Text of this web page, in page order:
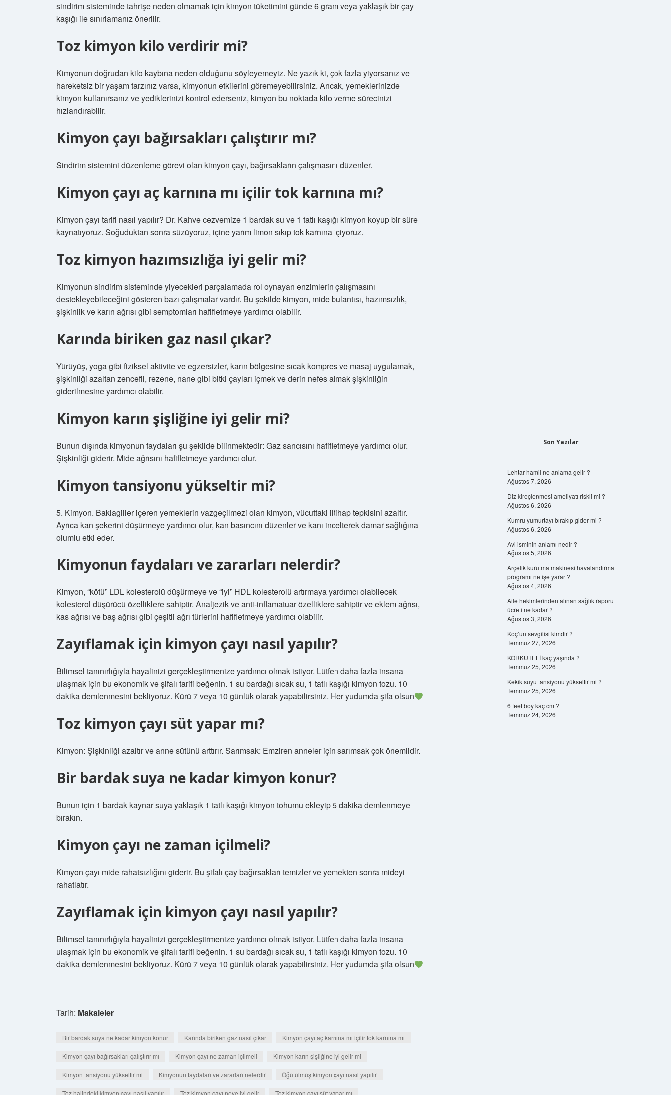
sindirim sisteminde tahrişe neden olmamak için kimyon tüketimini günde 6 gram veya yaklaşık bir çay
kaşığı ile sınırlamanız önerilir.
Toz kimyon kilo verdirir mi?
Kimyonun doğrudan kilo kaybına neden olduğunu söyleyemeyiz. Ne yazık ki, çok fazla yiyorsanız ve
hareketsiz bir yaşam tarzınız varsa, kimyonun etkilerini göremeyebilirsiniz. Ancak, yemeklerinizde
kimyon kullanırsanız ve yediklerinizi kontrol ederseniz, kimyon bu noktada kilo verme sürecinizi
hızlandırabilir.
Kimyon çayı bağırsakları çalıştırır mı?
Sindirim sistemini düzenleme görevi olan kimyon çayı, bağırsakların çalışmasını düzenler.
Kimyon çayı aç karnına mı içilir tok karnına mı?
Kimyon çayı tarifi nasıl yapılır? Dr. Kahve cezvemize 1 bardak su ve 1 tatlı kaşığı kimyon koyup bir süre
kaynatıyoruz. Soğuduktan sonra süzüyoruz, içine yarım limon sıkıp tok karnına içiyoruz.
Toz kimyon hazımsızlığa iyi gelir mi?
Kimyonun sindirim sisteminde yiyecekleri parçalamada rol oynayan enzimlerin çalışmasını
destekleyebileceğini gösteren bazı çalışmalar vardır. Bu şekilde kimyon, mide bulantısı, hazımsızlık,
şişkinlik ve karın ağrısı gibi semptomları hafifletmeye yardımcı olabilir.
Karında biriken gaz nasıl çıkar?
Yürüyüş, yoga gibi fiziksel aktivite ve egzersizler, karın bölgesine sıcak kompres ve masaj uygulamak,
şişkinliği azaltan zencefil, rezene, nane gibi bitki çayları içmek ve derin nefes almak şişkinliğin
giderilmesine yardımcı olabilir.
Kimyon karın şişliğine iyi gelir mi?
Bunun dışında kimyonun faydaları şu şekilde bilinmektedir: Gaz sancısını hafifletmeye yardımcı olur.
Şişkinliği giderir. Mide ağrısını hafifletmeye yardımcı olur.
Kimyon tansiyonu yükseltir mi?
5. Kimyon. Baklagiller içeren yemeklerin vazgeçilmezi olan kimyon, vücuttaki iltihap tepkisini azaltır.
Ayrıca kan şekerini düşürmeye yardımcı olur, kan basıncını düzenler ve kanı incelterek damar sağlığına
olumlu etki eder.
Kimyonun faydaları ve zararları nelerdir?
Kimyon, “kötü” LDL kolesterolü düşürmeye ve “iyi” HDL kolesterolü artırmaya yardımcı olabilecek
kolesterol düşürücü özelliklere sahiptir. Analjezik ve anti-inflamatuar özelliklere sahiptir ve eklem ağrısı,
kas ağrısı ve baş ağrısı gibi çeşitli ağrı türlerini hafifletmeye yardımcı olabilir.
Zayıflamak için kimyon çayı nasıl yapılır?
Bilimsel tanınırlığıyla hayalinizi gerçekleştirmenize yardımcı olmak istiyor. Lütfen daha fazla insana
ulaşmak için bu ekonomik ve şifalı tarifi beğenin. 1 su bardağı sıcak su, 1 tatlı kaşığı kimyon tozu. 10
dakika demlenmesini bekliyoruz. Kürü 7 veya 10 günlük olarak yapabilirsiniz. Her yudumda şifa olsun
Toz kimyon çayı süt yapar mı?
Kimyon: Şişkinliği azaltır ve anne sütünü arttırır. Sarımsak: Emziren anneler için sarımsak çok önemlidir.
Bir bardak suya ne kadar kimyon konur?
Bunun için 1 bardak kaynar suya yaklaşık 1 tatlı kaşığı kimyon tohumu ekleyip 5 dakika demlenmeye
bırakın.
Kimyon çayı ne zaman içilmeli?
Kimyon çayı mide rahatsızlığını giderir. Bu şifalı çay bağırsakları temizler ve yemekten sonra mideyi
rahatlatır.
Zayıflamak için kimyon çayı nasıl yapılır?
Bilimsel tanınırlığıyla hayalinizi gerçekleştirmenize yardımcı olmak istiyor. Lütfen daha fazla insana
ulaşmak için bu ekonomik ve şifalı tarifi beğenin. 1 su bardağı sıcak su, 1 tatlı kaşığı kimyon tozu. 10
dakika demlenmesini bekliyoruz. Kürü 7 veya 10 günlük olarak yapabilirsiniz. Her yudumda şifa olsun
Tarih: Makaleler
Bir bardak suya ne kadar kimyon konur Karında biriken gaz nasıl çıkar Kimyon çayı aç karnına mı içilir tok karnına mı
Kimyon çayı bağırsakları çalıştırır mı Kimyon çayı ne zaman içilmeli Kimyon karın şişliğine iyi gelir mi
Kimyon tansiyonu yükseltir mi Kimyonun faydaları ve zararları nelerdir Öğütülmüş kimyon çayı nasıl yapılır
Toz halindeki kimyon çayı nasıl yapılır Toz kimyon çayı neye iyi gelir Toz kimyon çayı süt yapar mı
Son Yazılar
Lehtar hamil ne anlama gelir ?
Ağustos 7, 2026
Diz kireçlenmesi ameliyatı riskli mi ?
Ağustos 6, 2026
Kumru yumurtayı bırakıp gider mi ?
Ağustos 6, 2026
Avi isminin anlamı nedir ?
Ağustos 5, 2026
Arçelik kurutma makinesi havalandırma
programı ne işe yarar ?
Ağustos 4, 2026
Aile hekimlerinden alınan sağlık raporu
ücreti ne kadar ?
Ağustos 3, 2026
Koç’un sevgilisi kimdir ?
Temmuz 27, 2026
KORKUTELİ kaç yaşında ?
Temmuz 25, 2026
Kekik suyu tansiyonu yükseltir mi ?
Temmuz 25, 2026
6 feet boy kaç cm ?
Temmuz 24, 2026